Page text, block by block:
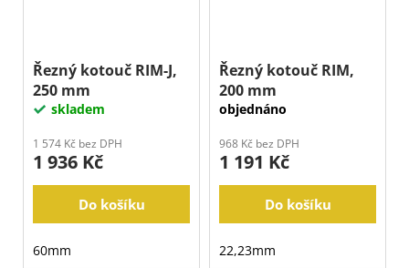
Řezný kotouč RIM-J,
250 mm
skladem
1 574 Kč bez DPH
1 936 Kč
Do košíku
60mm
Řezný kotouč RIM,
200 mm
objednáno
968 Kč bez DPH
1 191 Kč
Do košíku
22,23mm